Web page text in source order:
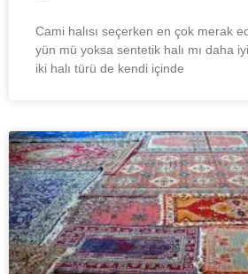
Cami halısı seçerken en çok merak
yün mü yoksa sentetik halı mı daha
iki halı türü de kendi içinde